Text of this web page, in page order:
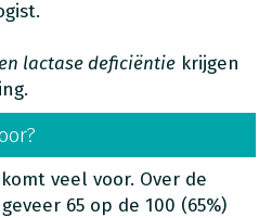
lactase deficiëntie krijgen
veel voor. Over de
65 op de 100 (65%)